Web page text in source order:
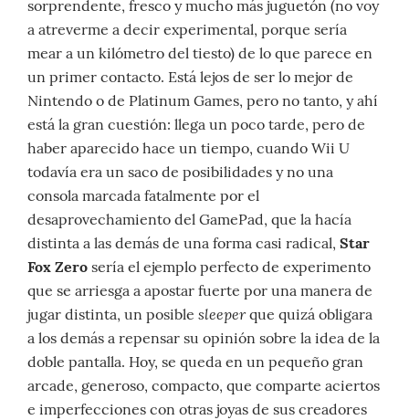
sorprendente, fresco y mucho más juguetón (no voy
a atreverme a decir experimental, porque sería
mear a un kilómetro del tiesto) de lo que parece en
un primer contacto. Está lejos de ser lo mejor de
Nintendo o de Platinum Games, pero no tanto, y ahí
está la gran cuestión: llega un poco tarde, pero de
haber aparecido hace un tiempo, cuando Wii U
todavía era un saco de posibilidades y no una
consola marcada fatalmente por el
desaprovechamiento del GamePad, que la hacía
distinta a las demás de una forma casi radical, Star
Fox Zero sería el ejemplo perfecto de experimento
que se arriesga a apostar fuerte por una manera de
jugar distinta, un posible sleeperque quizá obligara
a los demás a repensar su opinión sobre la idea de la
doble pantalla. Hoy, se queda en un pequeño gran
arcade, generoso, compacto, que comparte aciertos
e imperfecciones con otras joyas de sus creadores